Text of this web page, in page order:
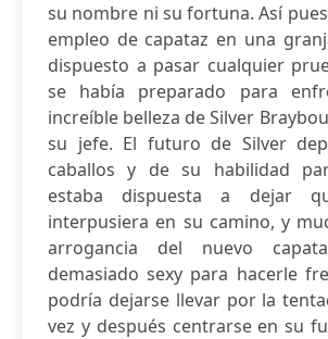
su nombre ni su fortuna. Así
empleo de capataz en una
dispuesto a pasar cualquier
se había preparado para
increíble belleza de Silver
su jefe. El futuro de Silver
caballos y de su habilidad
estaba dispuesta a dejar
interpusiera en su camino, y
arrogancia del nuevo
demasiado sexy para hacerle
podría dejarse llevar por la
vez y después centrarse en su